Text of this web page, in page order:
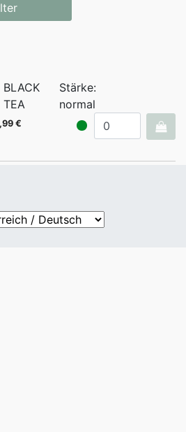
BLACK
TEA
Stärke:
normal
€